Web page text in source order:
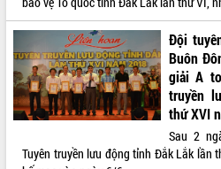
tỉnh khóa XI quyết nghị nhiều nội dung
quan trọng
Bí thư Tỉnh ủy Lương Nguyễn Minh
Triết thăm, tặng quà người có công với
cách mạng
Rà soát, hoàn thiện hệ thống thiết chế
văn hóa, thể thao đáp ứng yêu cầu
Thường trực HĐND tỉnh Đắk Lắk gặp
ALBUM ẢNH
Đội
Buôn
giải A
truyền
thứ XVI
Sau 2
Tuyên truyền lưu động tỉnh Đắk Lắk lần